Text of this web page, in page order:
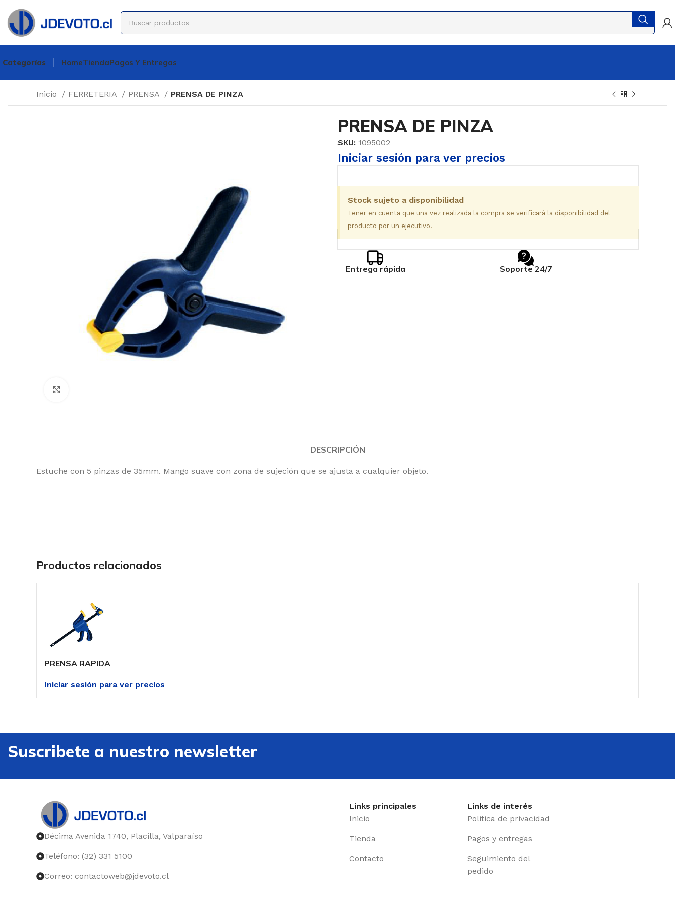
Categorías HomeTiendaPagos Y Entregas
Inicio FERRETERIA PRENSA PRENSA DE PINZA
PRENSA DE PINZA
SKU: 1095002
Iniciar sesión para ver precios
Stock sujeto a disponibilidad
Tener en cuenta que una vez realizada la compra se verificará la disponibilidad del
producto por un ejecutivo.
Entrega rápida Soporte 24/7
DESCRIPCIÓN
Estuche con 5 pinzas de 35mm. Mango suave con zona de sujeción que se ajusta a cualquier objeto.
Productos relacionados
PRENSA RAPIDA
Iniciar sesión para ver precios
Suscribete a nuestro newsletter
Décima Avenida 1740, Placilla, Valparaíso
Teléfono: (32) 331 5100
Correo: contactoweb@jdevoto.cl
Links principales
Inicio
Tienda
Contacto
Links de interés
Politica de privacidad
Pagos y entregas
Seguimiento del
pedido